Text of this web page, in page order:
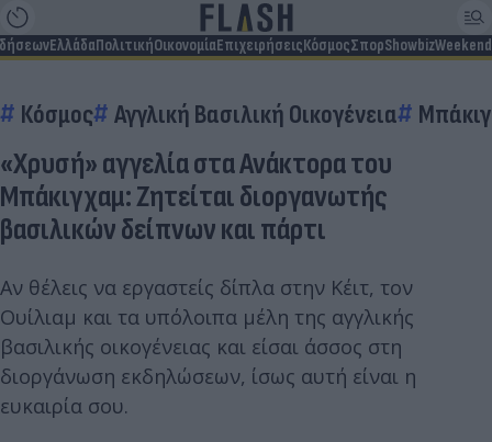
ΕλλάδαΠολιτικήΟικονομίαΕπιχειρήσειςΚόσμοςΣπορShowbizWeekend
Κόσμος Αγγλική Βασιλική Οικογένεια
«Χρυσή» αγγελία στα Ανάκτορα του
Μπάκιγχαμ: Ζητείται διοργανωτής
βασιλικών δείπνων και πάρτι
Αν θέλεις να εργαστείς δίπλα στην Κέιτ, τον
Ουίλιαμ και τα υπόλοιπα μέλη της αγγλικής
βασιλικής οικογένειας και είσαι άσσος στη
διοργάνωση εκδηλώσεων, ίσως αυτή είναι η
ευκαιρία σου.